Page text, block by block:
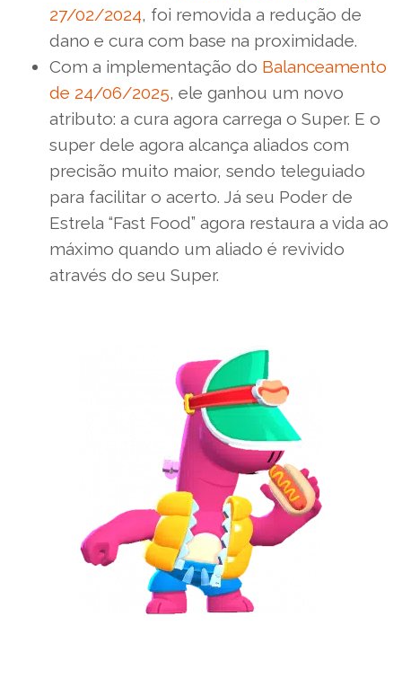
27/02/2024, foi removida a redução de
dano e cura com base na proximidade.
Com a implementação do Balanceamento
de 24/06/2025, ele ganhou um novo
atributo: a cura agora carrega o Super. E o
super dele agora alcança aliados com
precisão muito maior, sendo teleguiado
para facilitar o acerto. Já seu Poder de
Estrela “Fast Food” agora restaura a vida ao
máximo quando um aliado é revivido
através do seu Super.